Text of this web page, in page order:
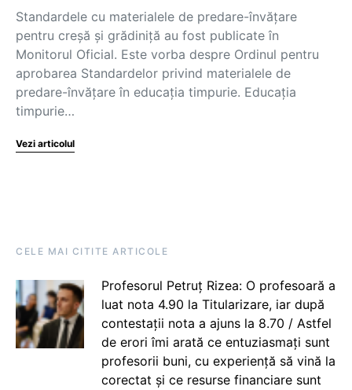
Standardele cu materialele de predare-învățare
pentru creșă și grădiniță au fost publicate în
Monitorul Oficial. Este vorba despre Ordinul pentru
aprobarea Standardelor privind materialele de
predare-învățare în educația timpurie. Educația
timpurie…
Vezi articolul
CELE MAI CITITE ARTICOLE
Profesorul Petruț Rizea: O profesoară a
luat nota 4.90 la Titularizare, iar după
contestații nota a ajuns la 8.70 / Astfel
de erori îmi arată ce entuziasmați sunt
profesorii buni, cu experiență să vină la
corectat și ce resurse financiare sunt